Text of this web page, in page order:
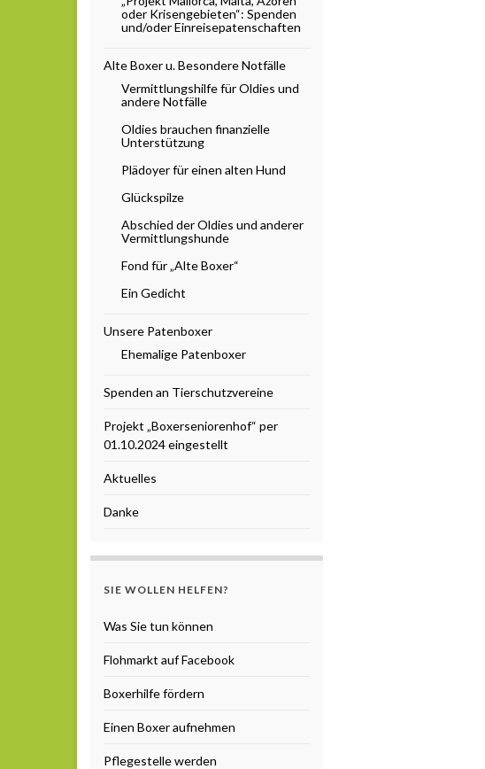
oder Krisengebieten“: Spenden
und/oder Einreisepatenschaften
Alte Boxer u. Besondere Notfälle
Vermittlungshilfe für Oldies und
andere Notfälle
Oldies brauchen finanzielle
Unterstützung
Plädoyer für einen alten Hund
Glückspilze
Abschied der Oldies und anderer
Vermittlungshunde
Fond für „Alte Boxer“
Ein Gedicht
Unsere Patenboxer
Ehemalige Patenboxer
Spenden an Tierschutzvereine
Projekt „Boxerseniorenhof“ per
01.10.2024 eingestellt
Aktuelles
Danke
SIE WOLLEN HELFEN?
Was Sie tun können
Flohmarkt auf Facebook
Boxerhilfe fördern
Einen Boxer aufnehmen
Pflegestelle werden